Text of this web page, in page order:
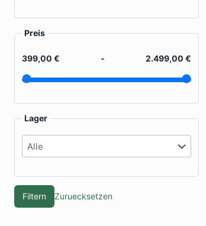
Preis
399,00 € - 2.499,00 €
Lager
Filtern Zuruecksetzen